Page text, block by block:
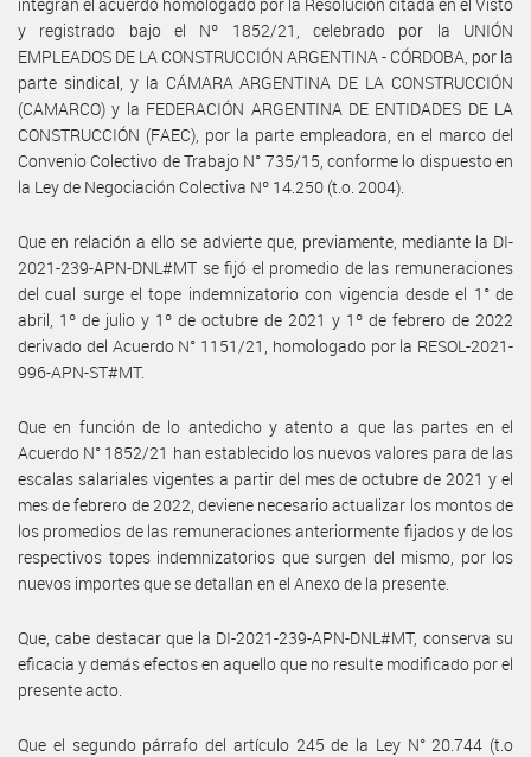
y registrado bajo el Nº 1852/21, celebrado por la UNIÓN
EMPLEADOS DE LA CONSTRUCCIÓN ARGENTINA - CÓRDOBA, por la
parte sindical, y la CÁMARA ARGENTINA DE LA CONSTRUCCIÓN
(CAMARCO) y la FEDERACIÓN ARGENTINA DE ENTIDADES DE LA
CONSTRUCCIÓN (FAEC), por la parte empleadora, en el marco del
Convenio Colectivo de Trabajo N° 735/15, conforme lo dispuesto en
la Ley de Negociación Colectiva Nº 14.250 (t.o. 2004).
Que en relación a ello se advierte que, previamente, mediante la DI-
2021-239-APN-DNL#MT se fijó el promedio de las remuneraciones
del cual surge el tope indemnizatorio con vigencia desde el 1° de
abril, 1º de julio y 1º de octubre de 2021 y 1º de febrero de 2022
derivado del Acuerdo N° 1151/21, homologado por la RESOL-2021-
996-APN-ST#MT.
Que en función de lo antedicho y atento a que las partes en el
Acuerdo N° 1852/21 han establecido los nuevos valores para de las
escalas salariales vigentes a partir del mes de octubre de 2021 y el
mes de febrero de 2022, deviene necesario actualizar los montos de
los promedios de las remuneraciones anteriormente fijados y de los
respectivos topes indemnizatorios que surgen del mismo, por los
nuevos importes que se detallan en el Anexo de la presente.
Que, cabe destacar que la DI-2021-239-APN-DNL#MT, conserva su
eficacia y demás efectos en aquello que no resulte modificado por el
presente acto.
Que el segundo párrafo del artículo 245 de la Ley N° 20.744 (t.o